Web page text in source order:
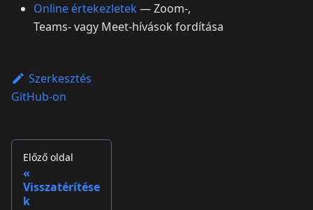
Online értekezletek— Zoom-,
Teams- vagy Meet-hívások fordítása
Szerkesztés
GitHub-on
Előző oldal
Visszatérítése
k